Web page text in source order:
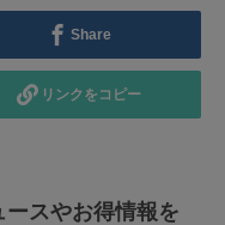
Share
リンクをコピー
ースやお得情報を